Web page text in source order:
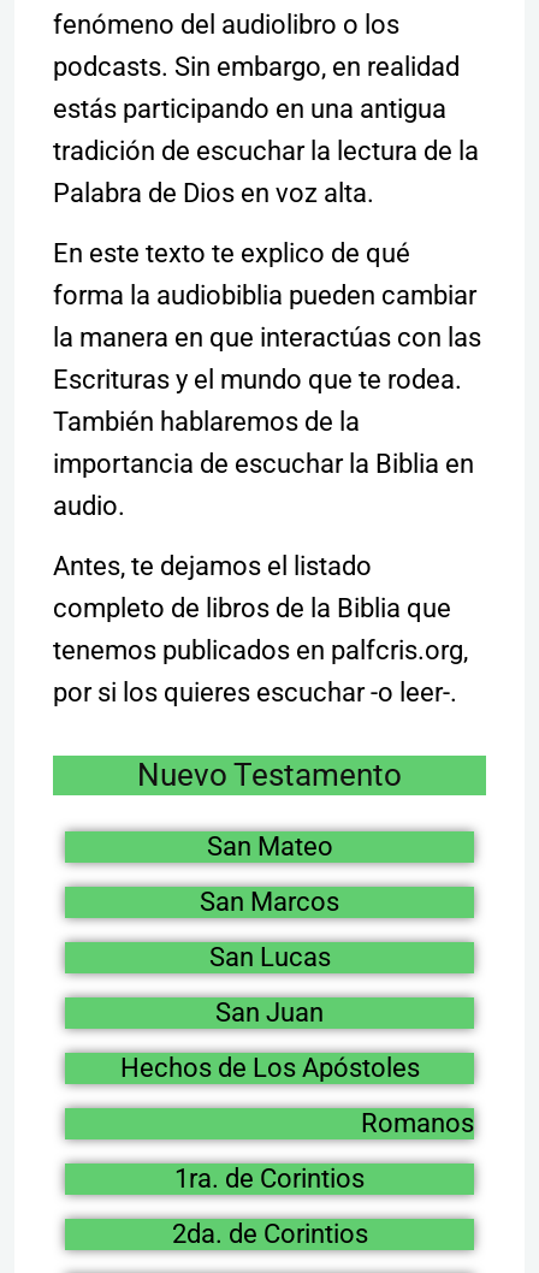
fenómeno del audiolibro o los
podcasts. Sin embargo, en realidad
estás participando en una antigua
tradición de escuchar la lectura de la
Palabra de Dios en voz alta.
En este texto te explico de qué
forma la audiobiblia pueden cambiar
la manera en que interactúas con las
Escrituras y el mundo que te rodea.
También hablaremos de la
importancia de escuchar la Biblia en
audio.
Antes, te dejamos el listado
completo de libros de la Biblia que
tenemos publicados en palfcris.org,
por si los quieres escuchar -o leer-.
Nuevo Testamento
San Mateo
San Marcos
San Lucas
San Juan
Hechos de Los Apóstoles
Romanos
1ra. de Corintios
2da. de Corintios